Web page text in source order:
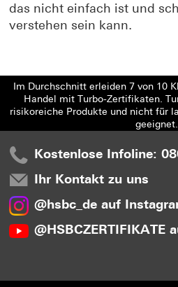
das nicht einfach ist und
verstehen sein kann.
Im Durchschnitt erleiden 7 von 10
Handel mit Turbo-Zertifikaten.
risikoreiche Produkte und nicht für
geeignet.
Kostenlose Infoline:
Ihr Kontakt zu uns
@hsbc_de auf
@HSBCZERTIFIKATE